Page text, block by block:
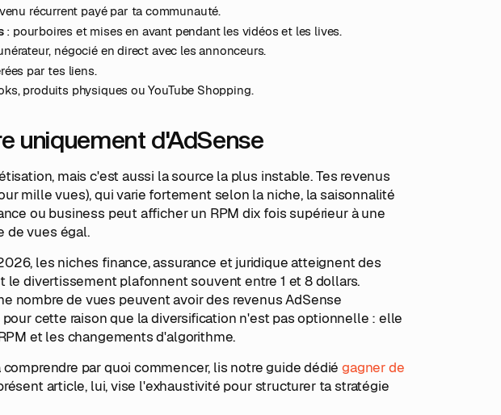
récurrent payé par ta communauté.
: pourboires et mises en avant pendant les vidéos et les lives.
négocié en direct avec les annonceurs.
par tes liens.
produits physiques ou YouTube Shopping.
uniquement d'AdSense
mais c'est aussi la source la plus instable. Tes revenus
mille vues), qui varie fortement selon la niche, la saisonnalité
ou business peut afficher un RPM dix fois supérieur à une
de vues égal.
les niches finance, assurance et juridique atteignent des
le divertissement plafonnent souvent entre 1 et 8 dollars.
nombre de vues peuvent avoir des revenus AdSense
cette raison que la diversification n'est pas optionnelle : elle
et les changements d'algorithme.
par quoi commencer, lis notre guide dédiégagner de
article, lui, vise l'exhaustivité pour structurer ta stratégie